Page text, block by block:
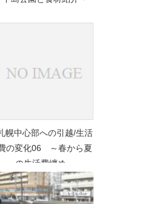
幌中心部への引越/生活
の変化06 ～春から夏
の生活費纏め～